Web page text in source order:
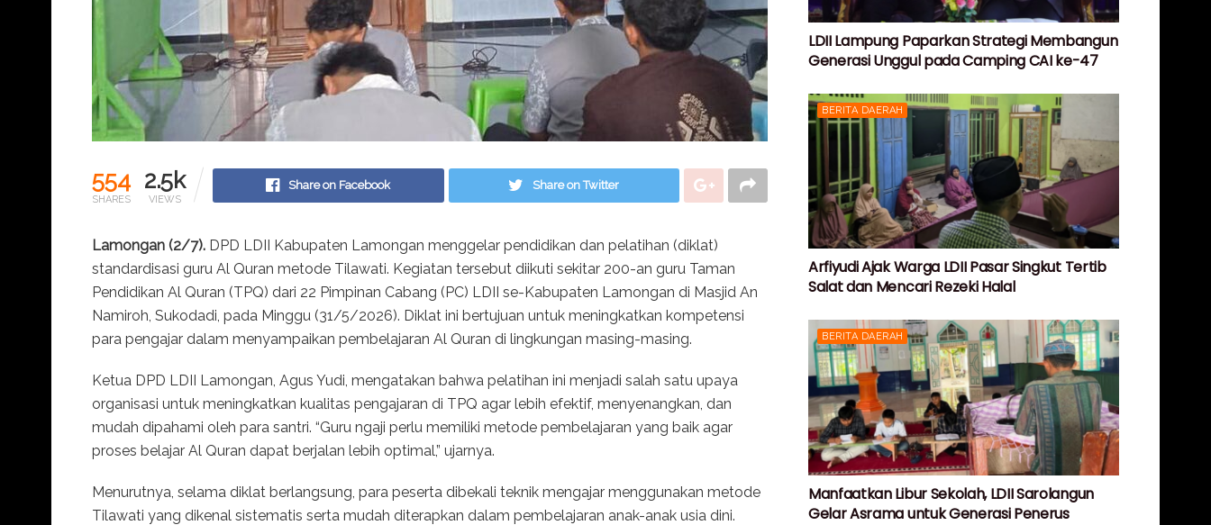
554
SHARES
2.5k
VIEWS
Share on Facebook Share on Twitter
Lamongan (2/7). DPD LDII Kabupaten Lamongan menggelar pendidikan dan pelatihan (diklat)
standardisasi guru Al Quran metode Tilawati. Kegiatan tersebut diikuti sekitar 200-an guru Taman
Pendidikan Al Quran (TPQ) dari 22 Pimpinan Cabang (PC) LDII se-Kabupaten Lamongan di Masjid An
Namiroh, Sukodadi, pada Minggu (31/5/2026). Diklat ini bertujuan untuk meningkatkan kompetensi
para pengajar dalam menyampaikan pembelajaran Al Quran di lingkungan masing-masing.
Ketua DPD LDII Lamongan, Agus Yudi, mengatakan bahwa pelatihan ini menjadi salah satu upaya
organisasi untuk meningkatkan kualitas pengajaran di TPQ agar lebih efektif, menyenangkan, dan
mudah dipahami oleh para santri. “Guru ngaji perlu memiliki metode pembelajaran yang baik agar
proses belajar Al Quran dapat berjalan lebih optimal,” ujarnya.
Menurutnya, selama diklat berlangsung, para peserta dibekali teknik mengajar menggunakan metode
Tilawati yang dikenal sistematis serta mudah diterapkan dalam pembelajaran anak-anak usia dini.
LDII Lampung Paparkan Strategi Membangun
Generasi Unggul pada Camping CAI ke-47
BERITA DAERAH
Arfiyudi Ajak Warga LDII Pasar Singkut Tertib
Salat dan Mencari Rezeki Halal
BERITA DAERAH
Manfaatkan Libur Sekolah, LDII Sarolangun
Gelar Asrama untuk Generasi Penerus